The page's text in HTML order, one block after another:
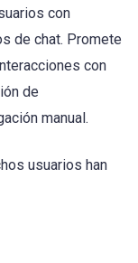
con
de chat. Promete
con
de
manual.
usuarios han